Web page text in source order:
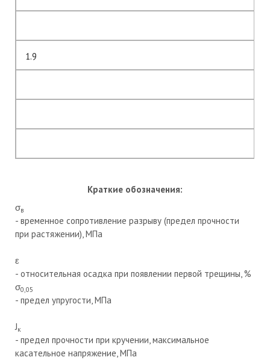
1.9
Краткие обозначения:
σв
- временное сопротивление разрыву (предел прочности
при растяжении), МПа
ε
- относительная осадка при появлении первой трещины, %
σ0,05
- предел упругости, МПа
Jк
- предел прочности при кручении, максимальное
касательное напряжение, МПа